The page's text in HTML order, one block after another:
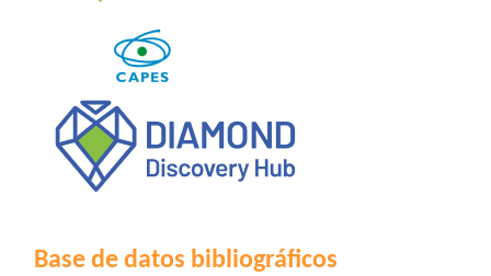
Base de datos bibliográficos